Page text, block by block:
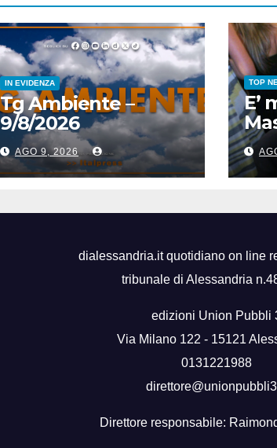
IN EVIDENZA
Tg Ambiente –
9/8/2026
AGO 9, 2026
TOP
E’
dialessandria.it quotidiano on line
tribunale di Alessandria
edizioni Union Pubbli
Via Milano 122 - 15121
0131221988
Direttore responsabile: